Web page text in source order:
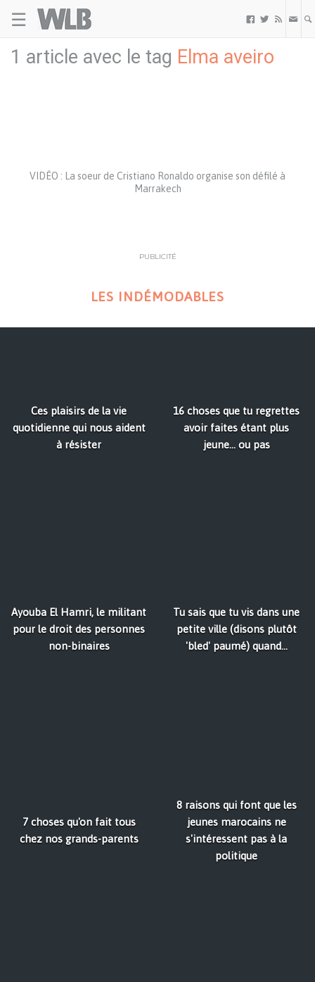
☰   
1 article avec le tag Elma aveiro
VIDÉO : La soeur de Cristiano Ronaldo organise son défilé à
Marrakech
PUBLICITÉ
LES INDÉMODABLES
Ces plaisirs de la vie
quotidienne qui nous aident
à résister
16 choses que tu regrettes
avoir faites étant plus
jeune… ou pas
Ayouba El Hamri, le militant
pour le droit des personnes
non-binaires
Tu sais que tu vis dans une
petite ville (disons plutôt
'bled' paumé) quand...
7 choses qu'on fait tous
chez nos grands-parents
8 raisons qui font que les
jeunes marocains ne
s'intéressent pas à la
politique